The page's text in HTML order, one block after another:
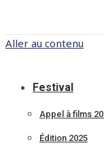
Aller au contenu
Festival
Appel à films
Édition 2025